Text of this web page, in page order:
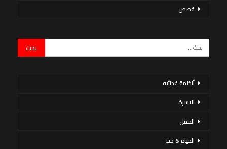
قصص
أنظمة غذائية
الاسرة
الحمل
الحياة & حب